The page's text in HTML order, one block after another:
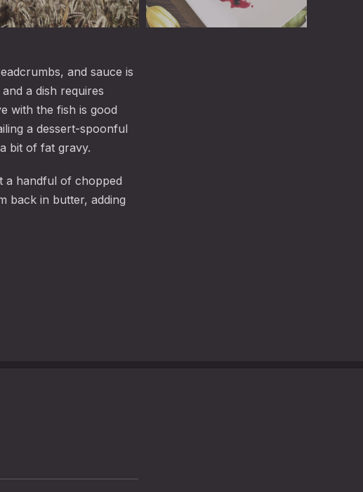
and sauce is
a dish requires
with the fish is good
a dessert-spoonful
bit of fat gravy.
a handful of chopped
back in butter, adding